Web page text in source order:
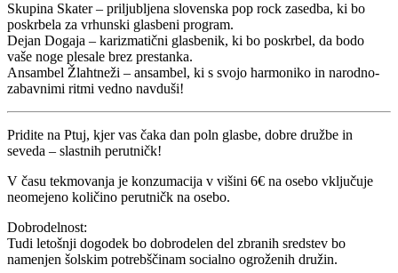
Skupina Skater – priljubljena slovenska pop rock zasedba, ki bo
poskrbela za vrhunski glasbeni program.
Dejan Dogaja – karizmatični glasbenik, ki bo poskrbel, da bodo
vaše noge plesale brez prestanka.
Ansambel Žlahtneži – ansambel, ki s svojo harmoniko in narodno-
zabavnimi ritmi vedno navduši!
Pridite na Ptuj, kjer vas čaka dan poln glasbe, dobre družbe in
seveda – slastnih perutničk!
V času tekmovanja je konzumacija v višini 6€ na osebo vključuje
neomejeno količino perutničk na osebo.
Dobrodelnost:
Tudi letošnji dogodek bo dobrodelen del zbranih sredstev bo
namenjen šolskim potrebščinam socialno ogroženih družin.